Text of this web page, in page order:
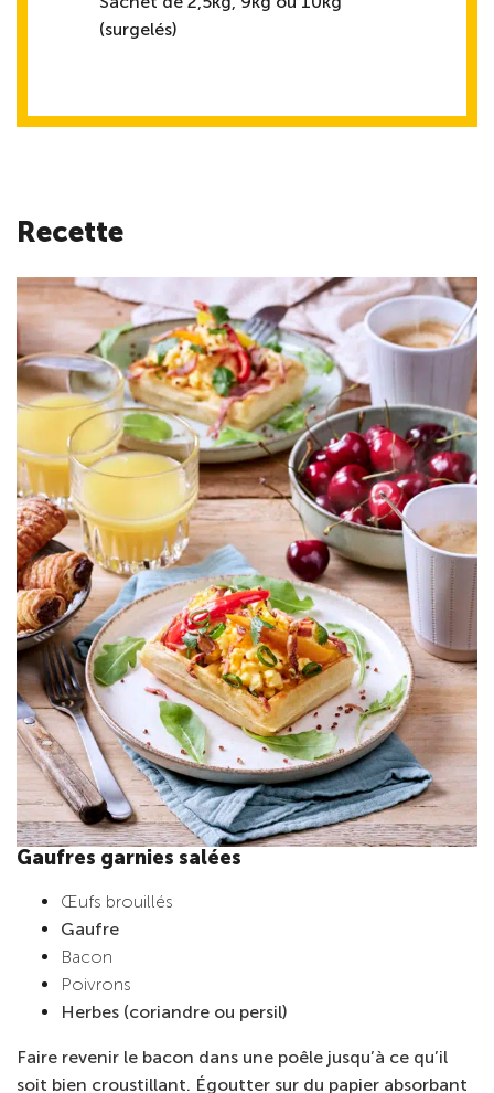
(surgelés)
Recette
Gaufres garnies salées
Œufs brouillés
Gaufre
Bacon
Poivrons
Herbes (coriandre ou persil)
Faire revenir le bacon dans une poêle jusqu’à ce qu’il
soit bien croustillant. Égoutter sur du papier absorbant